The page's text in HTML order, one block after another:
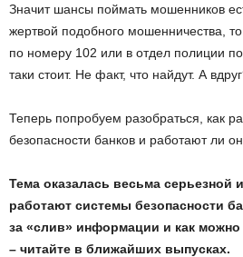
Значит шансы поймать мошенников
жертвой подобного мошенничества,
по номеру 102 или в отдел полиции
таки стоит. Не факт, что найдут. А
Теперь попробуем разобраться, как
безопасности банков и работают ли
Тема оказалась весьма серьезной
работают системы безопасности
за «слив» информации и как
– читайте в ближайших выпусках.